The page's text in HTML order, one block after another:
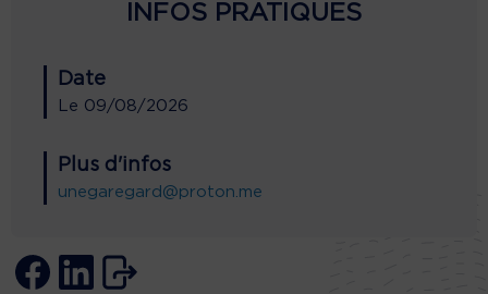
INFOS PRATIQUES
Date
Le 09/08/2026
Plus d'infos
unegaregard@proton.me